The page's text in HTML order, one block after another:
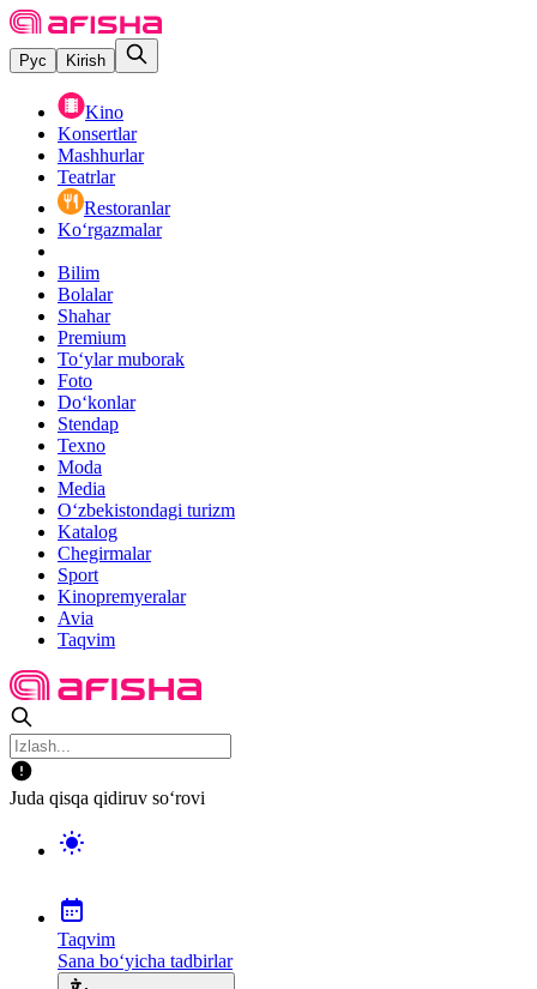
Рус Kirish
Kino
Konsertlar
Mashhurlar
Teatrlar
Restoranlar
Ko‘rgazmalar
Bilim
Bolalar
Shahar
Premium
Toʻylar muborak
Foto
Do‘konlar
Stendap
Texno
Moda
Media
O‘zbekistondagi turizm
Katalog
Chegirmalar
Sport
Kinopremyeralar
Avia
Taqvim
Juda qisqa qidiruv so‘rovi
Taqvim
Sana bo‘yicha tadbirlar